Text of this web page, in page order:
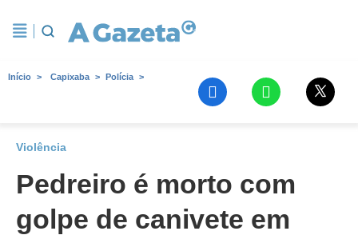
Início Capixaba Polícia
Violência
Pedreiro é morto com
golpe de canivete em